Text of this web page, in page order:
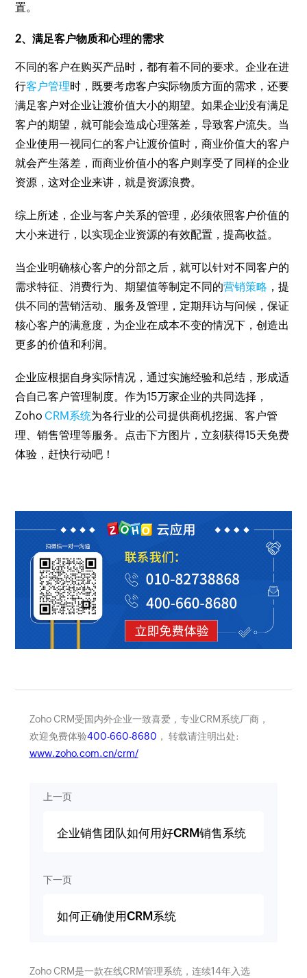
置。
2、满足客户物质和心理的需求
不同的客户在购买产品时，都有着不同的要求。企业在进
行客户管理时，既要考虑客户实际物质方面的需求，还要
满足客户对企业让渡价值大小的期望。如果企业没有满足
客户的期望，就可能会造成心理落差，导致客户流失。当
企业使用一视同仁的客户让渡价值时，商业价值大的客户
就会产生落差，而商业价值小的客户则享受了同样的企业
资源，这对企业来讲，就是资源浪费。
综上所述，企业与客户关系的管理，必须依照客户价值的
大小来进行，以实现企业资源的有效配置，提高收益。
当企业明确核心客户的分部之后，就可以针对不同客户的
需求特征、消费行为、期望值等制定不同的营销策略 ，提
供不同的营销活动、服务及管理，定期拜访与问候，保证
核心客户的满意度，为企业在成本不变的情况下，创造出
更多的价值和利润。
企业应根据自身实际情况，通过实施经验和总结，形成适
合自己客户管理制度。作为15万家企业的共同选择，
Zoho CRM系统为各行业的公司提供商机挖掘、客户管
理、销售管理等服务。点击下方图片，立刻获得15天免费
体验，赶快行动吧！
Zoho CRM受国内外企业一致喜爱，专业CRM系统厂商，
欢迎免费体验400-660-8680 ， 转载请注明出处:
www.zoho.com.cn/crm/
上一页
企业销售团队如何用好CRM销售系统
下一页
如何正确使用CRM系统
Zoho CRM是一款在线CRM管理系统，连续14年入选